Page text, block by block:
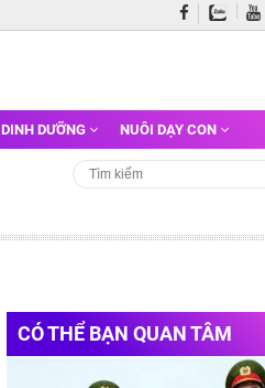
DINH DƯỠNG NUÔI DẠY CON
CÓ THỂ BẠN QUAN TÂM